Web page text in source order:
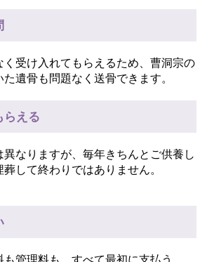
受け入れてもらえるため、曹洞宗の
遺骨も問題なく送骨できます。
らえる
なりますが、毎年きちんとご供養し
して終わりではありません。